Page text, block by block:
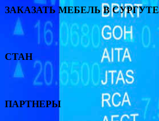
ЗАКАЗАТЬ МЕБЕЛЬ В СУРГУТЕ
СТАН
ПАРТНЕРЫ